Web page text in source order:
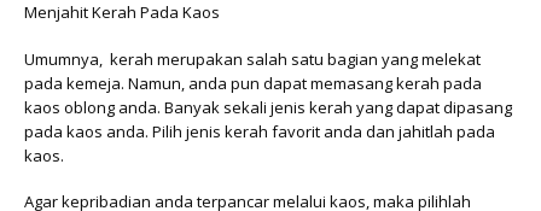
Menjahit Kerah Pada Kaos
Umumnya, kerah merupakan salah satu bagian yang melekat
pada kemeja. Namun, anda pun dapat memasang kerah pada
kaos oblong anda. Banyak sekali jenis kerah yang dapat dipasang
pada kaos anda. Pilih jenis kerah favorit anda dan jahitlah pada
kaos.
Agar kepribadian anda terpancar melalui kaos, maka pilihlah